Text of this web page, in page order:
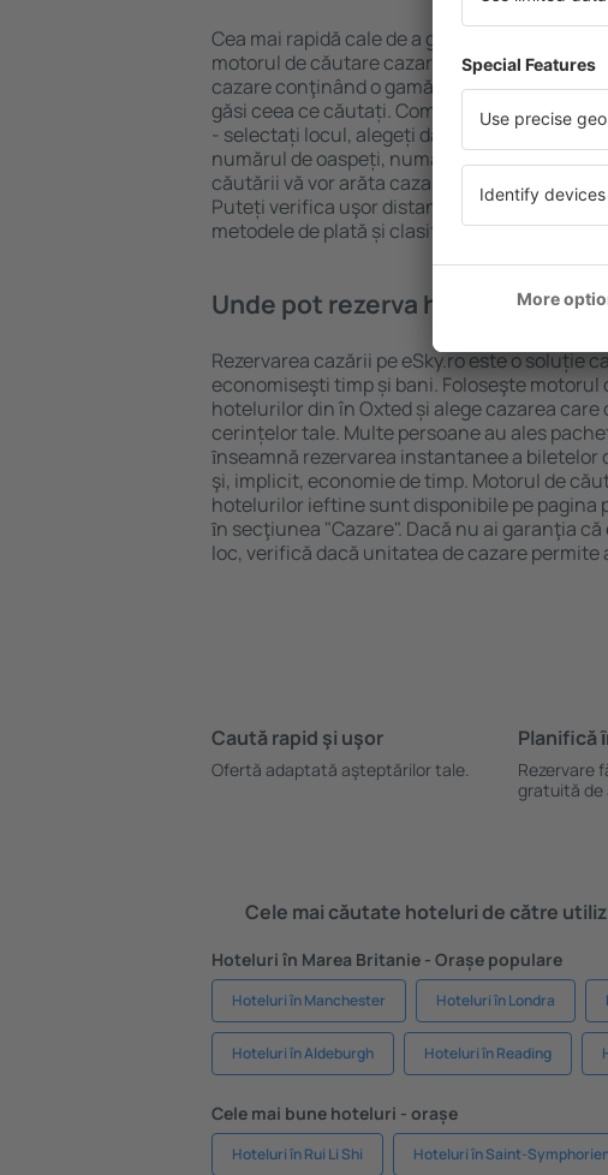
Cea mai rapidă cale de a găsi un hotel în
motorul de căutare cazare eSky. Baza mare
cazare conţinând o gamă largă de opţiuni
găsi ceea ce căutați. Completați câmpurile
- selectați locul, alegeți data de check-in și
numărul de oaspeți, numărul de camere şi
căutării vă vor arăta cazarea disponibilă ȋn
Puteți verifica uşor distanța de la hotel ȋn
metodele de plată și clasificarea hotelului.
Unde pot rezerva hoteluri ȋn în
Rezervarea cazării pe eSky.ro este o soluție
economiseşti timp și bani. Foloseşte motorul
hotelurilor din în Oxted și alege cazarea care
cerințelor tale. Multe persoane au ales
ȋnseamnă rezervarea instantanee a biletelor
şi, implicit, economie de timp. Motorul de
hotelurilor ieftine sunt disponibile pe pagina
ȋn secţiunea "Cazare". Dacă nu ai garanţia că
loc, verifică dacă unitatea de cazare
Caută rapid şi uşor
Ofertă adaptată aşteptărilor tale.
Planifică
Rezervare
gratuită de
Cele mai căutate hoteluri de către
Hoteluri în Marea Britanie - Orașe populare
Hoteluri în Manchester Hoteluri în Londra
Hoteluri în Aldeburgh Hoteluri în Reading
Cele mai bune hoteluri - orașe
Hoteluri în Rui Li Shi Hoteluri în Saint-